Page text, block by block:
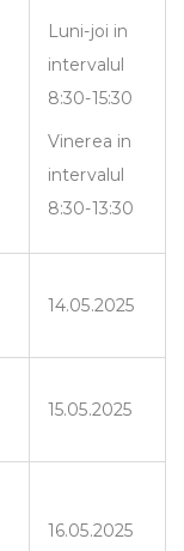
Luni-joi in
intervalul
8:30-15:30
Vinerea in
intervalul
8:30-13:30
14.05.2025
15.05.2025
16.05.2025